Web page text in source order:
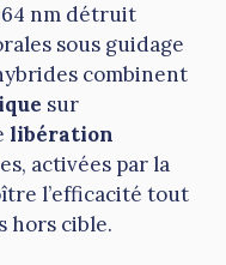
nm détruit
sous guidage
combinent
sur
libération
activées par la
l’efficacité tout
hors cible.